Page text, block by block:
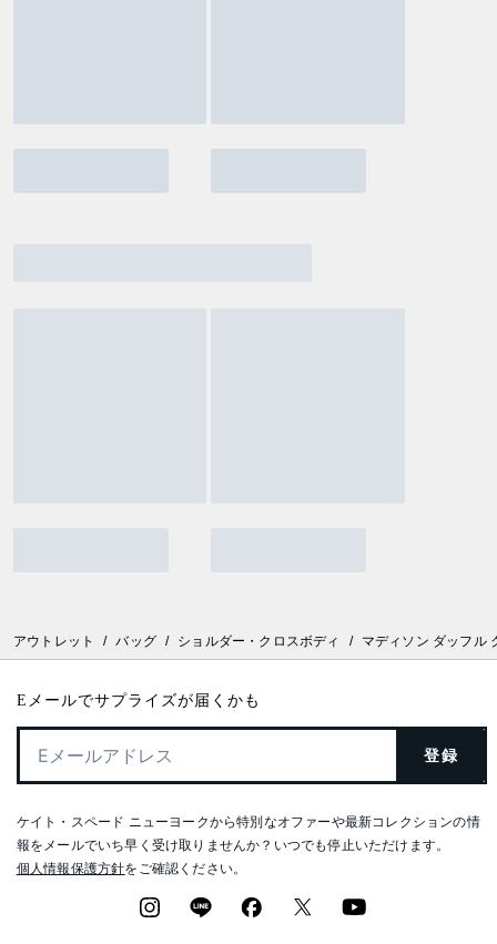
アウトレット / バッグ / ショルダー・クロスボディ / マディソン ダッフル
Eメールでサプライズが届くかも
登録
ケイト・スペード ニューヨークから特別なオファーや最新コレクションの情
報をメールでいち早く受け取りませんか？いつでも停止いただけます。
個人情報保護方針をご確認ください。